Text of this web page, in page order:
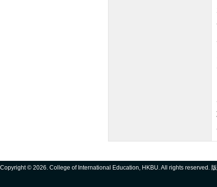
Copyright © 2026. College of International Education, HKBU. All rights reserved.